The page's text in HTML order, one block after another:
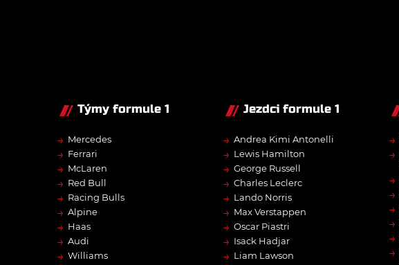
Týmy formule 1
→ Mercedes
→ Ferrari
→ McLaren
→ Red Bull
→ Racing Bulls
→ Alpine
→ Haas
→ Audi
→ Williams
Jezdci formule 1
→ Andrea Kimi Antonelli
→ Lewis Hamilton
→ George Russell
→ Charles Leclerc
→ Lando Norris
→ Max Verstappen
→ Oscar Piastri
→ Isack Hadjar
→ Liam Lawson
→
→
→
→
→
→
→
→